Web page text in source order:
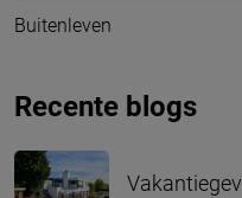
Buitenleven
Recente blogs